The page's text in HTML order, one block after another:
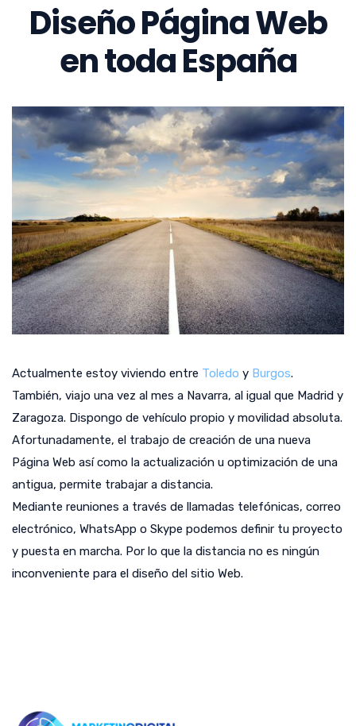
Diseño Página Web
en toda España
Actualmente estoy viviendo entre Toledo y Burgos.
También, viajo una vez al mes a Navarra, al igual que Madrid y
Zaragoza. Dispongo de vehículo propio y movilidad absoluta.
Afortunadamente, el trabajo de creación de una nueva
Página Web así como la actualización u optimización de una
antigua, permite trabajar a distancia.
Mediante reuniones a través de llamadas telefónicas, correo
electrónico, WhatsApp o Skype podemos definir tu proyecto
y puesta en marcha. Por lo que la distancia no es ningún
inconveniente para el diseño del sitio Web.